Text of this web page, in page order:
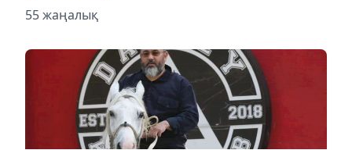
55 жаңалық